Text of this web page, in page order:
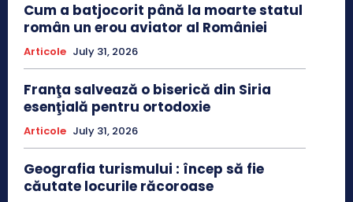
Cum a batjocorit până la moarte statul
român un erou aviator al României
Articole July 31, 2026
Franţa salvează o biserică din Siria
esenţială pentru ortodoxie
Articole July 31, 2026
Geografia turismului : încep să fie
căutate locurile răcoroase